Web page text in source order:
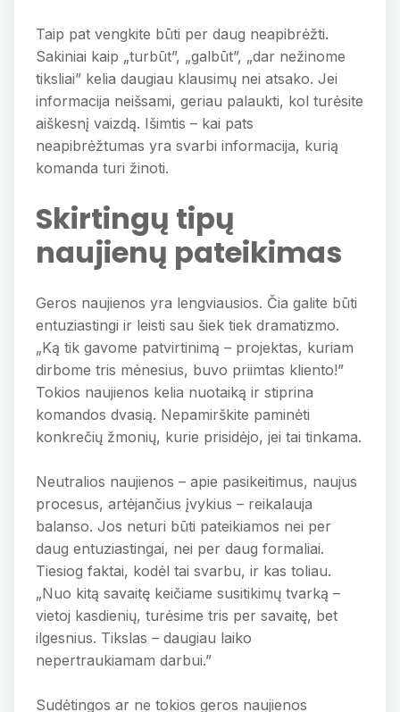
Taip pat vengkite būti per daug neapibrėžti.
Sakiniai kaip „turbūt”, „galbūt”, „dar nežinome
tiksliai” kelia daugiau klausimų nei atsako. Jei
informacija neišsami, geriau palaukti, kol turėsite
aiškesnį vaizdą. Išimtis – kai pats
neapibrėžtumas yra svarbi informacija, kurią
komanda turi žinoti.
Skirtingų tipų
naujienų pateikimas
Geros naujienos yra lengviausios. Čia galite būti
entuziastingi ir leisti sau šiek tiek dramatizmo.
„Ką tik gavome patvirtinimą – projektas, kuriam
dirbome tris mėnesius, buvo priimtas kliento!”
Tokios naujienos kelia nuotaiką ir stiprina
komandos dvasią. Nepamirškite paminėti
konkrečių žmonių, kurie prisidėjo, jei tai tinkama.
Neutralios naujienos – apie pasikeitimus, naujus
procesus, artėjančius įvykius – reikalauja
balanso. Jos neturi būti pateikiamos nei per
daug entuziastingai, nei per daug formaliai.
Tiesiog faktai, kodėl tai svarbu, ir kas toliau.
„Nuo kitą savaitę keičiame susitikimų tvarką –
vietoj kasdienių, turėsime tris per savaitę, bet
ilgesnius. Tikslas – daugiau laiko
nepertraukiamam darbui.”
Sudėtingos ar ne tokios geros naujienos